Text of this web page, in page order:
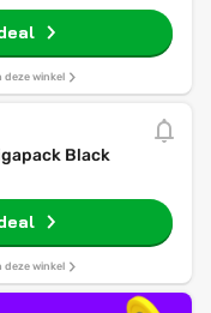
deze winkel
Black
deze winkel